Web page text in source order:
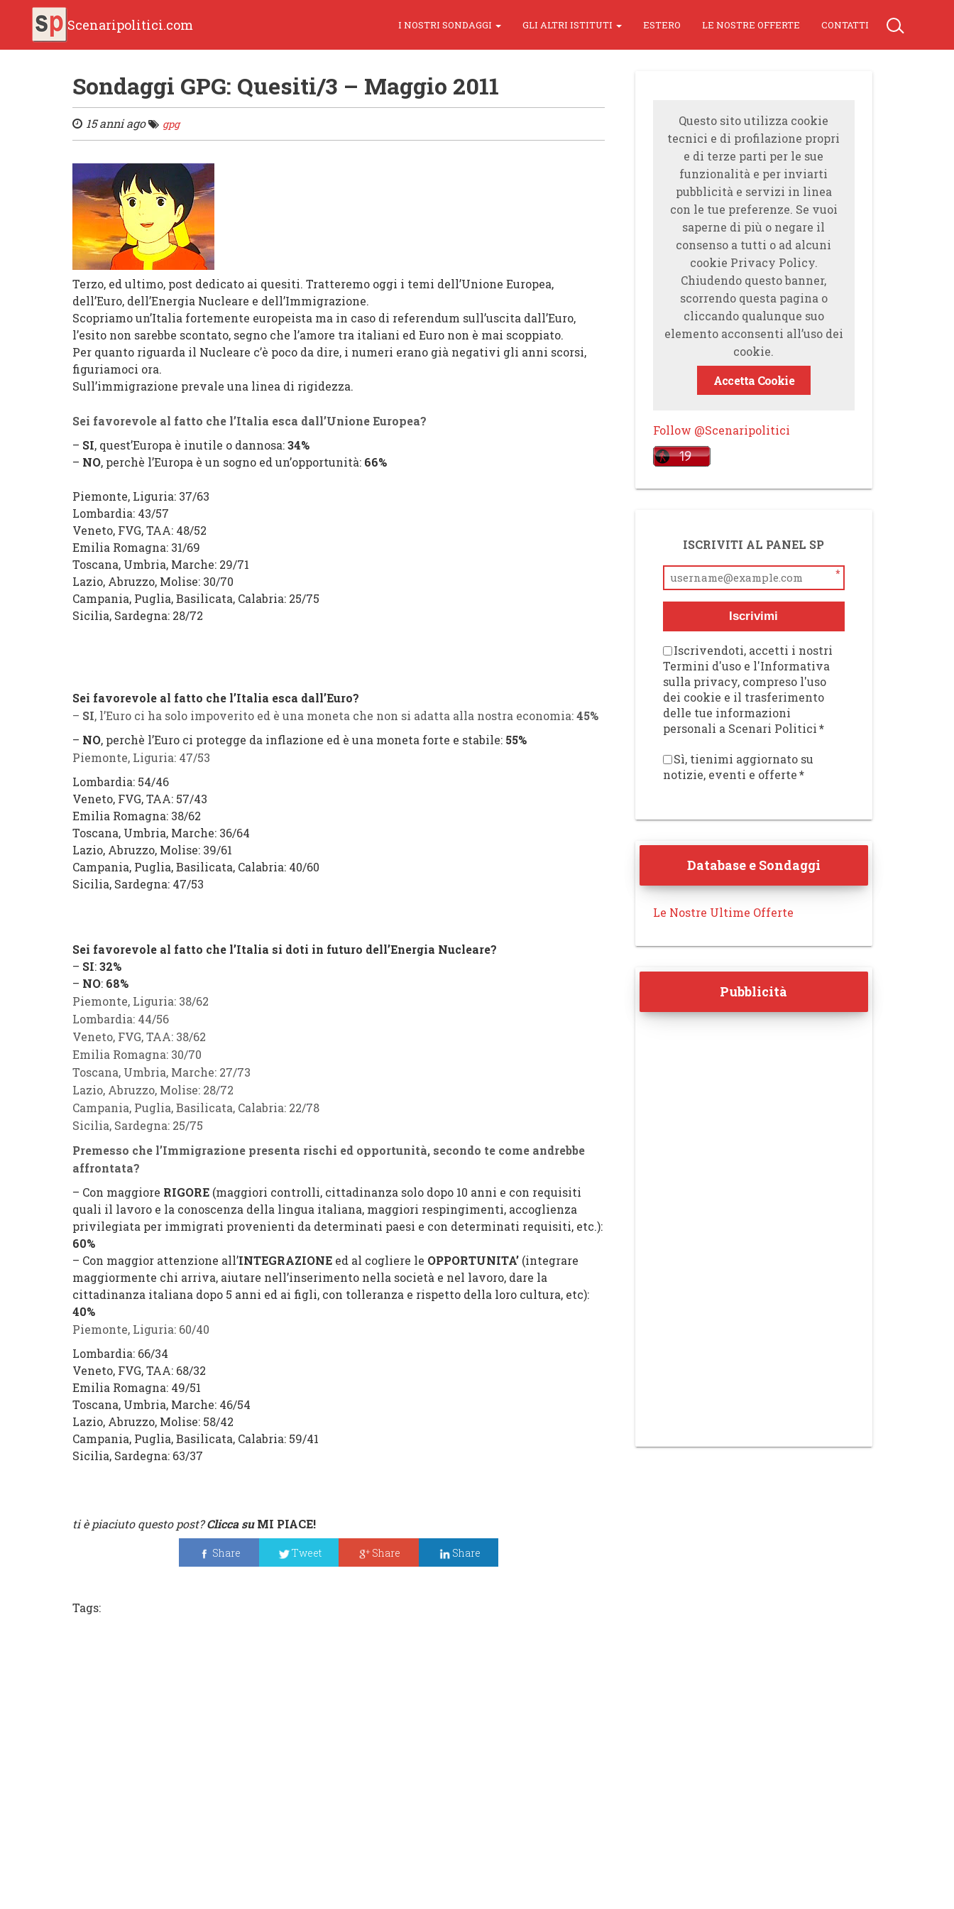
Scenaripolitici.com I NOSTRI SONDAGGI GLI ALTRI ISTITUTI ESTERO LE NOSTRE OFFERTE CONTATTI
Sondaggi GPG: Quesiti/3 – Maggio 2011
15 anni ago gpg
Terzo, ed ultimo, post dedicato ai quesiti. Tratteremo oggi i temi dell’Unione Europea,
dell’Euro, dell’Energia Nucleare e dell’Immigrazione.
Scopriamo un’Italia fortemente europeista ma in caso di referendum sull’uscita dall’Euro,
l’esito non sarebbe scontato, segno che l’amore tra italiani ed Euro non è mai scoppiato.
Per quanto riguarda il Nucleare c’è poco da dire, i numeri erano già negativi gli anni scorsi,
figuriamoci ora.
Sull’immigrazione prevale una linea di rigidezza.
Sei favorevole al fatto che l’Italia esca dall’Unione Europea?
– SI, quest’Europa è inutile o dannosa:34%
– NO, perchè l’Europa è un sogno ed un’opportunità: 66%
Piemonte, Liguria: 37/63
Lombardia: 43/57
Veneto, FVG, TAA: 48/52
Emilia Romagna: 31/69
Toscana, Umbria, Marche: 29/71
Lazio, Abruzzo, Molise: 30/70
Campania, Puglia, Basilicata, Calabria: 25/75
Sicilia, Sardegna: 28/72
Sei favorevole al fatto che l’Italia esca dall’Euro?
– SI, l’Euro ci ha solo impoverito ed è una moneta che non si adatta alla nostra economia:45%
– NO, perchè l’Euro ci protegge da inflazione ed è una moneta forte e stabile: 55%
Piemonte, Liguria: 47/53
Lombardia: 54/46
Veneto, FVG, TAA: 57/43
Emilia Romagna: 38/62
Toscana, Umbria, Marche: 36/64
Lazio, Abruzzo, Molise: 39/61
Campania, Puglia, Basilicata, Calabria: 40/60
Sicilia, Sardegna: 47/53
Sei favorevole al fatto che l’Italia si doti in futuro dell’Energia Nucleare?
– SI:32%
– NO: 68%
Piemonte, Liguria: 38/62
Lombardia: 44/56
Veneto, FVG, TAA: 38/62
Emilia Romagna: 30/70
Toscana, Umbria, Marche: 27/73
Lazio, Abruzzo, Molise: 28/72
Campania, Puglia, Basilicata, Calabria: 22/78
Sicilia, Sardegna: 25/75
Premesso che l’Immigrazione presenta rischi ed opportunità, secondo te come andrebbe
affrontata?
– Con maggiore RIGORE (maggiori controlli, cittadinanza solo dopo 10 anni e con requisiti
quali il lavoro e la conoscenza della lingua italiana, maggiori respingimenti, accoglienza
privilegiata per immigrati provenienti da determinati paesi e con determinati requisiti, etc.):
60%
– Con maggior attenzione all’INTEGRAZIONE ed al cogliere le OPPORTUNITA’ (integrare
maggiormente chi arriva, aiutare nell’inserimento nella società e nel lavoro, dare la
cittadinanza italiana dopo 5 anni ed ai figli, con tolleranza e rispetto della loro cultura, etc):
40%
Piemonte, Liguria: 60/40
Lombardia: 66/34
Veneto, FVG, TAA: 68/32
Emilia Romagna: 49/51
Toscana, Umbria, Marche: 46/54
Lazio, Abruzzo, Molise: 58/42
Campania, Puglia, Basilicata, Calabria: 59/41
Sicilia, Sardegna: 63/37
ti è piaciuto questo post?Clicca su MI PIACE!
Share Tweet Share Share
Tags:
Questo sito utilizza cookie
tecnici e di profilazione propri
e di terze parti per le sue
funzionalità e per inviarti
pubblicità e servizi in linea
con le tue preferenze. Se vuoi
saperne di più o negare il
consenso a tutti o ad alcuni
cookie Privacy Policy.
Chiudendo questo banner,
scorrendo questa pagina o
cliccando qualunque suo
elemento acconsenti all’uso dei
cookie.
Accetta Cookie
Follow @Scenaripolitici
ISCRIVITI AL PANEL SP
*
Iscrivimi
Iscrivendoti, accetti i nostri
Termini d'uso e l'Informativa
sulla privacy, compreso l'uso
dei cookie e il trasferimento
delle tue informazioni
personali a Scenari Politici*
Sì, tienimi aggiornato su
notizie, eventi e offerte*
Database e Sondaggi
Le Nostre Ultime Offerte
Pubblicità